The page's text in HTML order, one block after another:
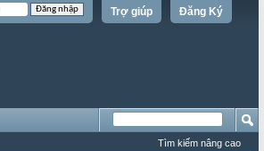
Đăng Ký
Trợ giúp
Tìm kiếm nâng cao